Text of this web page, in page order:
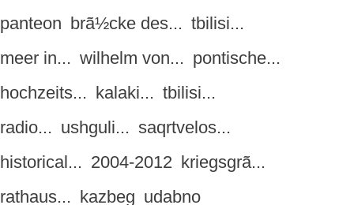
panteon brã½cke des... tbilisi...
meer in... wilhelm von... pontische...
hochzeits... kalaki... tbilisi...
radio... ushguli... saqrtvelos...
historical... 2004-2012 kriegsgrã...
rathaus... kazbeg udabno